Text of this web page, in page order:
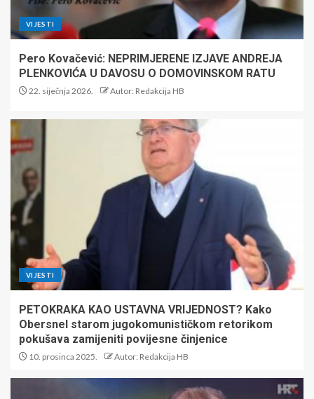
VIJESTI
Pero Kovačević: NEPRIMJERENE IZJAVE ANDREJA
PLENKOVIĆA U DAVOSU O DOMOVINSKOM RATU
22. siječnja 2026. Autor: Redakcija HB
VIJESTI
PETOKRAKA KAO USTAVNA VRIJEDNOST? Kako
Obersnel starom jugokomunističkom retorikom
pokušava zamijeniti povijesne činjenice
10. prosinca 2025. Autor: Redakcija HB